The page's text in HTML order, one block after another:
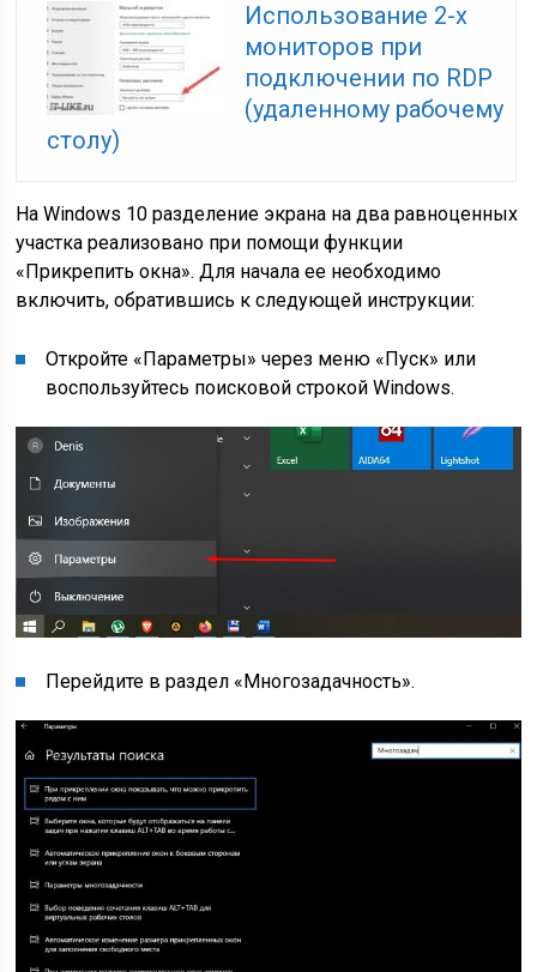
Использование 2-х
мониторов при
подключении по RDP
(удаленному рабочему
столу)
На Windows 10 разделение экрана на два равноценных
участка реализовано при помощи функции
«Прикрепить окна». Для начала ее необходимо
включить, обратившись к следующей инструкции:
Откройте «Параметры» через меню «Пуск» или
воспользуйтесь поисковой строкой Windows.
Перейдите в раздел «Многозадачность».